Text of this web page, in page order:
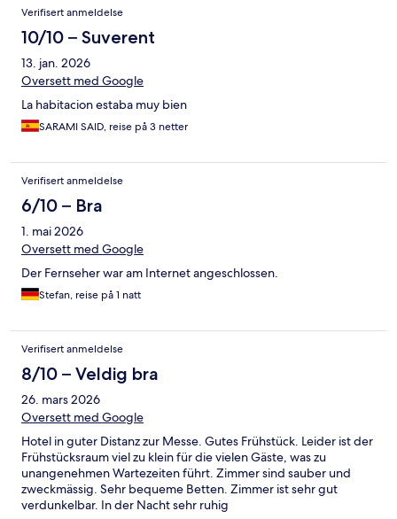
Verifisert anmeldelse
10/10 – Suverent
13. jan. 2026
Oversett med Google
La habitacion estaba muy bien
SARAMI SAID, reise på 3 netter
Verifisert anmeldelse
6/10 – Bra
1. mai 2026
Oversett med Google
Der Fernseher war am Internet angeschlossen.
Stefan, reise på 1 natt
Verifisert anmeldelse
8/10 – Veldig bra
26. mars 2026
Oversett med Google
Hotel in guter Distanz zur Messe. Gutes Frühstück. Leider ist der
Frühstücksraum viel zu klein für die vielen Gäste, was zu
unangenehmen Wartezeiten führt. Zimmer sind sauber und
zweckmässig. Sehr bequeme Betten. Zimmer ist sehr gut
verdunkelbar. In der Nacht sehr ruhig